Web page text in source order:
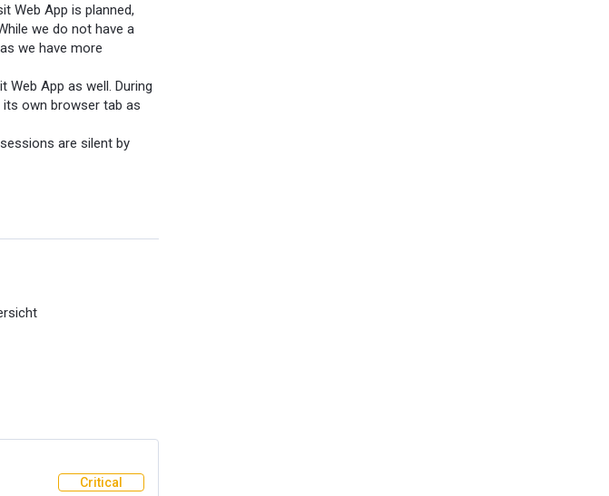
Web App is planned,
we do not have a
we have more
App as well. During
own browser tab as
are silent by
Critical